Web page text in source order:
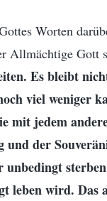
Worten
Allmächtige Gott
Es bleibt
viel weniger
mit jedem
der
unbedingt
leben wird.